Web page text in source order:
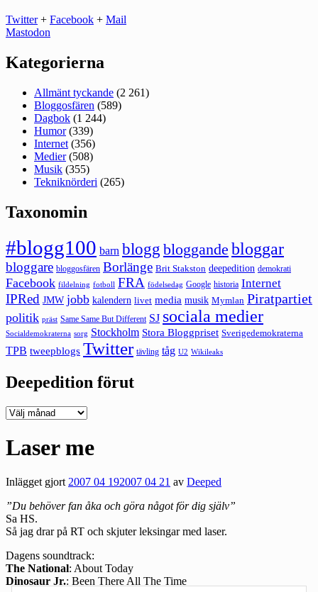
Twitter+ Facebook + Mail
Mastodon
Kategorierna
Allmänt tyckande (2 261)
Bloggosfären (589)
Dagbok (1 244)
Humor(339)
Internet (356)
Medier(508)
Musik (355)
Tekniknörderi (265)
Taxonomin
#blogg100 barn blogg bloggande bloggar
bloggare bloggosfären Borlänge Brit Stakston deepedition demokrati
Facebook fildelning fotboll FRA födelsedag Google historia Internet
IPRed JMW jobb kalendern livet media musik Mymlan Piratpartiet
politik präst Same Same But Different SJ sociala medier
Socialdemokraterna sorg Stockholm Stora Bloggpriset Sverigedemokraterna
TPB tweepblogs Twitter tävling tåg U2 Wikileaks
Deepedition förut
Deepedition
Laser me
Inlägget gjort2007 04 192007 04 21 av Deeped
”Du behöver fan åka och göra något för dig själv”
Sa HS.
Så jag drar på RT och skjuter leksingar med laser.
Dagens soundtrack:
The National: About Today
Dinosaur Jr.: Been There All The Time